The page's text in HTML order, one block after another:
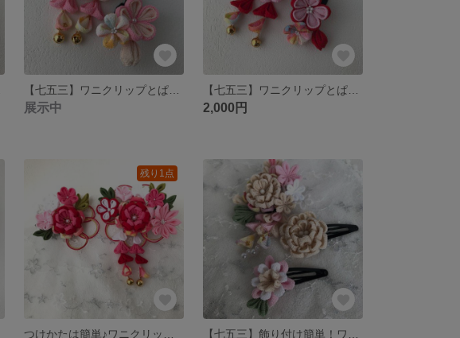
展示中 2,000円
残り1点